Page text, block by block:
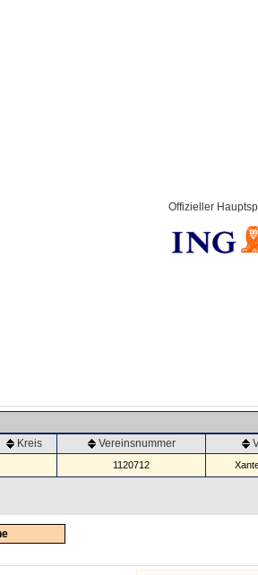
Offizieller
Kreis Vereinsnummer
1120712